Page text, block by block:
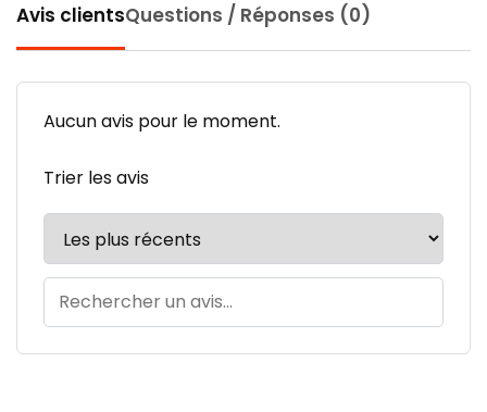
Avis clientsQuestions / Réponses (0)
Aucun avis pour le moment.
Trier les avis